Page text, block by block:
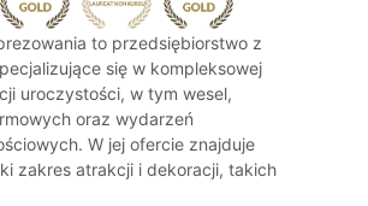
to przedsiębiorstwo z
się w kompleksowej
uroczystości, w tym wesel,
oraz wydarzeń
W jej ofercie znajduje
zakres atrakcji i dekoracji, takich